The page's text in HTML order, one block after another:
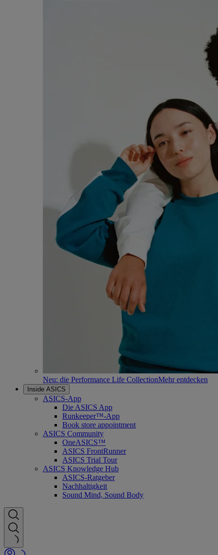
Neu: die Performance Life CollectionMehr entdecken
Inside ASICS
ASICS-App
Die ASICS App
Runkeeper™-App
Book store appointment
ASICS Community
OneASICS™
ASICS FrontRunner
ASICS Trial Tour
ASICS Knowledge Hub
ASICS-Ratgeber
Nachhaltigkeit
Sound Mind, Sound Body